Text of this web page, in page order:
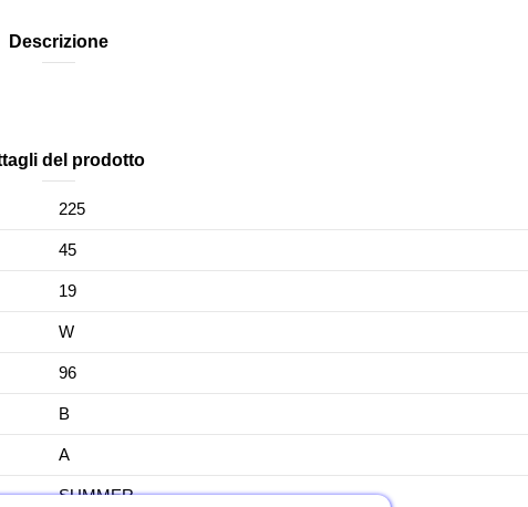
Descrizione
del prodotto
225
45
19
W
96
B
A
SUMMER